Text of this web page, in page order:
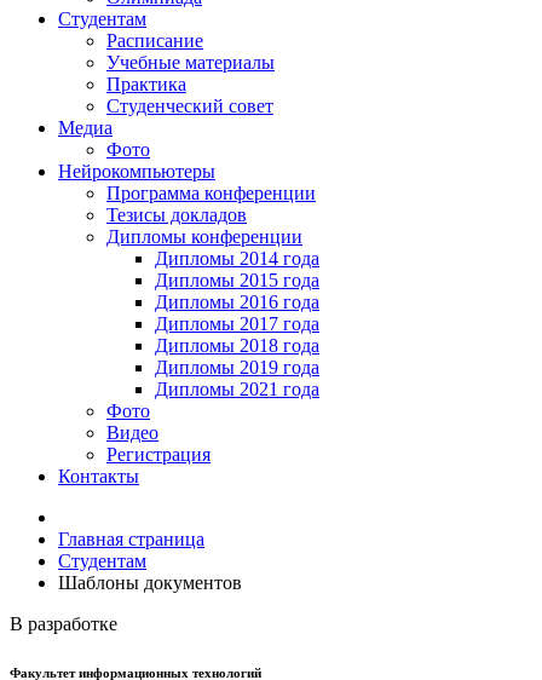
Студентам
Расписание
Учебные материалы
Практика
Студенческий совет
Медиа
Фото
Нейрокомпьютеры
Программа конференции
Тезисы докладов
Дипломы конференции
Дипломы 2014 года
Дипломы 2015 года
Дипломы 2016 года
Дипломы 2017 года
Дипломы 2018 года
Дипломы 2019 года
Дипломы 2021 года
Фото
Видео
Регистрация
Контакты
Главная страница
Студентам
Шаблоны документов
В разработке
Факультет информационных технологий